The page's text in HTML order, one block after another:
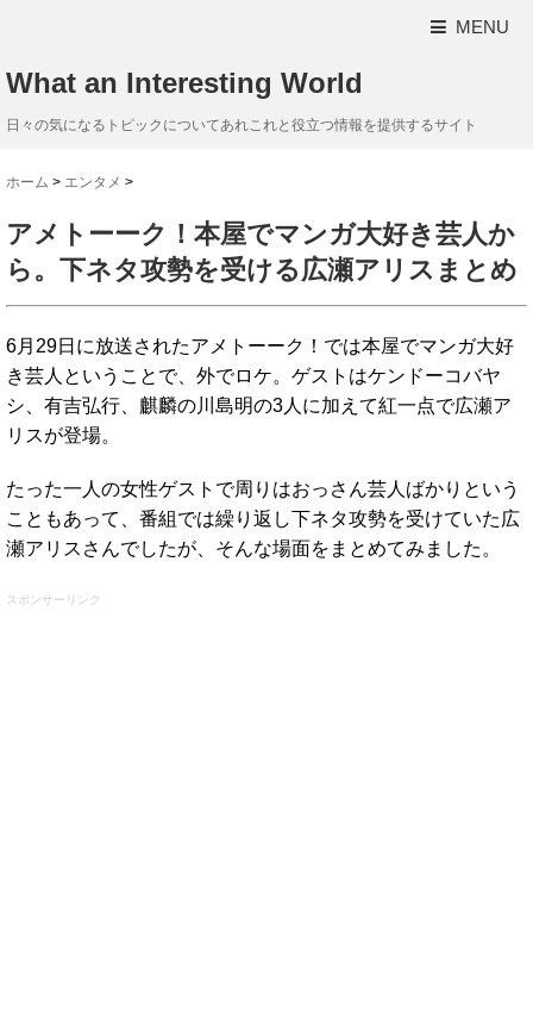
MENU
What an Interesting World
日々の気になるトピックについてあれこれと役立つ情報を提供するサイト
ホーム > エンタメ >
アメトーーク！本屋でマンガ大好き芸人か
ら。下ネタ攻勢を受ける広瀬アリスまとめ
6月29日に放送されたアメトーーク！では本屋でマンガ大好
き芸人ということで、外でロケ。ゲストはケンドーコバヤ
シ、有吉弘行、麒麟の川島明の3人に加えて紅一点で広瀬ア
リスが登場。
たった一人の女性ゲストで周りはおっさん芸人ばかりという
こともあって、番組では繰り返し下ネタ攻勢を受けていた広
瀬アリスさんでしたが、そんな場面をまとめてみました。
スポンサーリンク